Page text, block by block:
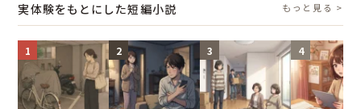
実体験をもとにした短編小説 もっと見る >
1 2 3 4